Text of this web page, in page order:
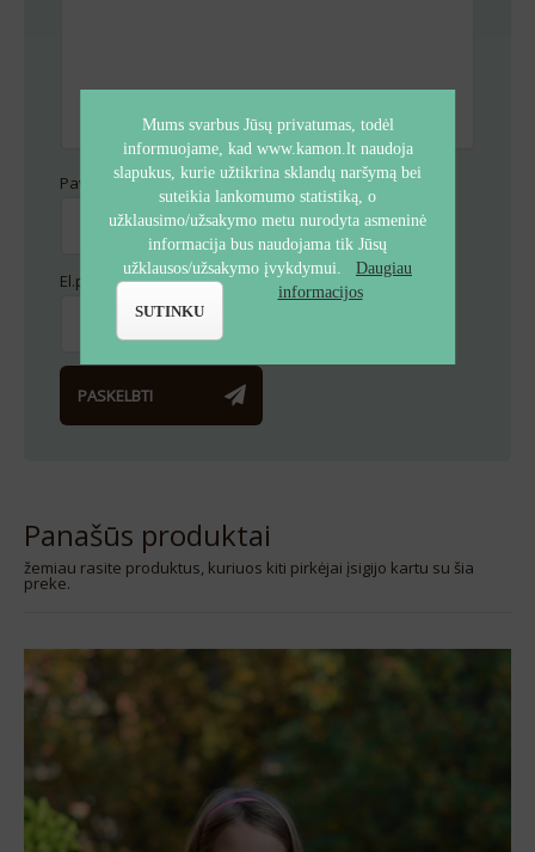
Pavadinimas*
El.paštas*
PASKELBTI
Panašūs produktai
žemiau rasite produktus, kuriuos kiti pirkėjai įsigijo kartu su šia
preke.
Mums svarbus Jūsų privatumas, todėl
informuojame, kad www.kamon.lt naudoja
slapukus, kurie užtikrina sklandų naršymą bei
suteikia lankomumo statistiką, o
užklausimo/užsakymo metu nurodyta asmeninė
informacija bus naudojama tik Jūsų
užklausos/užsakymo įvykdymui.
Daugiau
informacijos
SUTINKU